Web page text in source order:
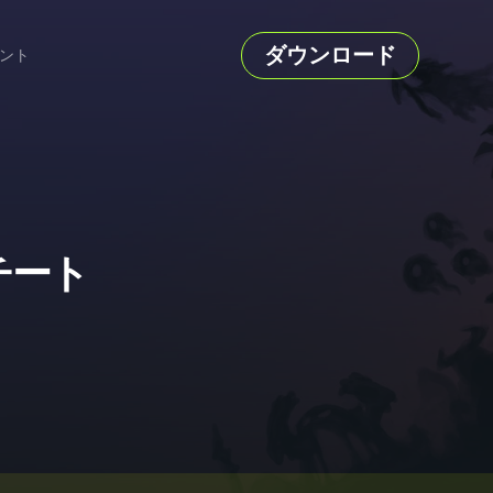
ト ダウンロード
ト